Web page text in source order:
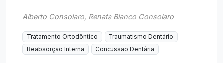
Alberto Consolaro, Renata Bianco Consolaro
Tratamento Ortodôntico
Traumatismo Dentário
Reabsorção Interna
Concussão Dentária